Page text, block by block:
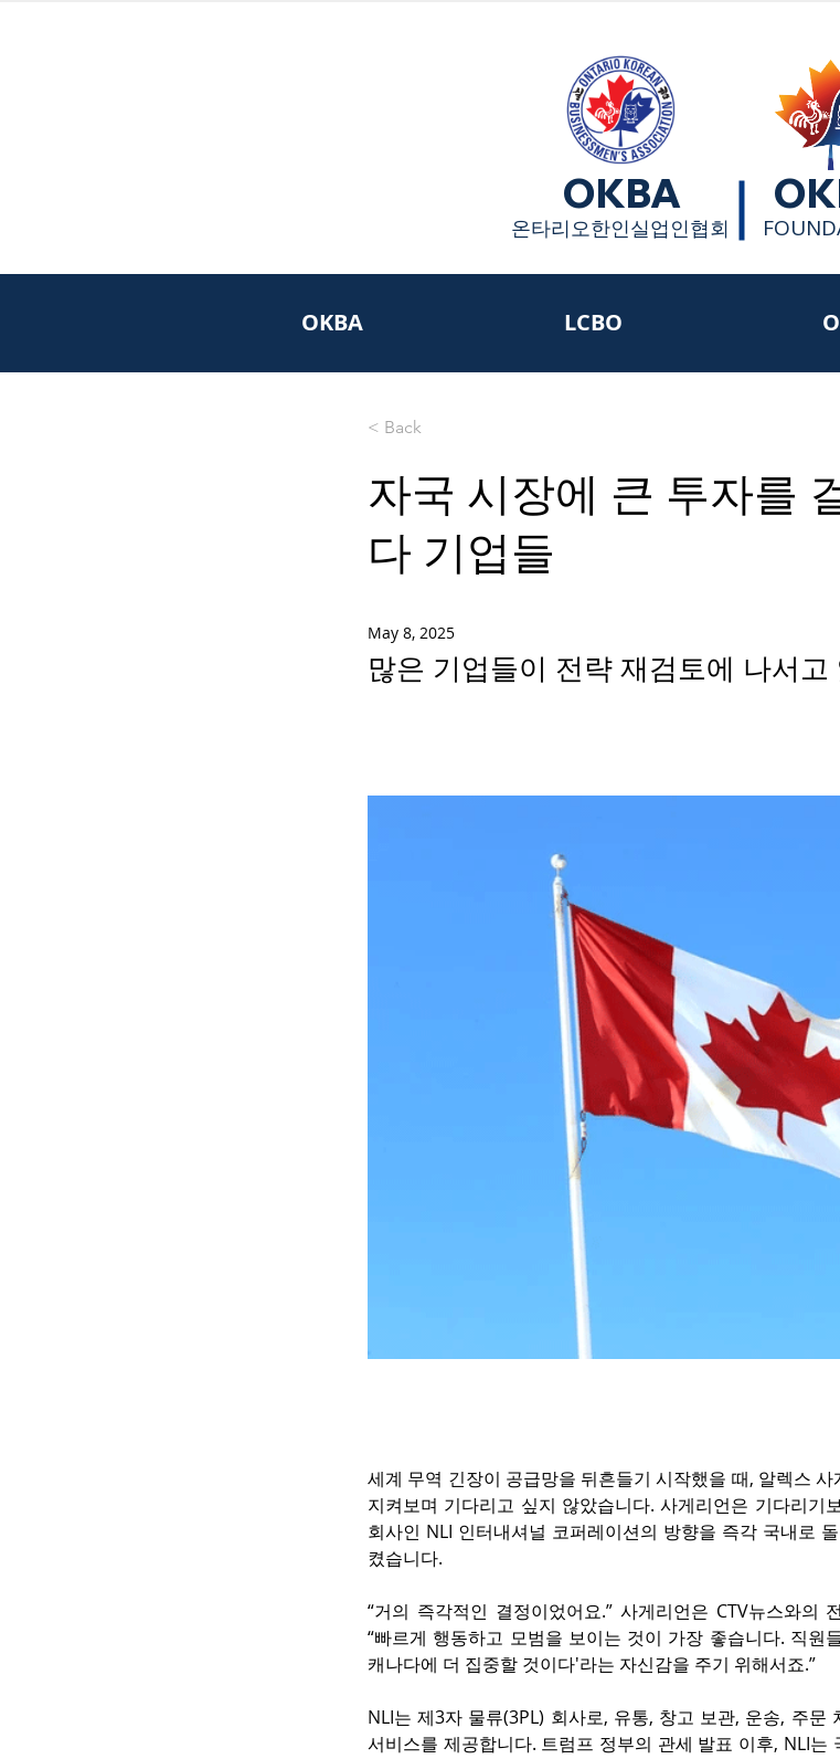
OKBA
​온타리오한인실업인협회
OKBA LCBO
< Back
자국 시장에 큰 투자를
다 기업들
May 8, 2025
많은 기업들이 전략 재검토에 나서고
세계 무역 긴장이 공급망을 뒤흔들기 시작했을 때, 알렉스 사
지켜보며 기다리고 싶지 않았습니다. 사게리언은 기다리기
회사인 NLI 인터내셔널 코퍼레이션의 방향을 즉각 국내로
켰습니다.
“거의 즉각적인 결정이었어요.” 사게리언은 CTV뉴스와의
“빠르게 행동하고 모범을 보이는 것이 가장 좋습니다. 직원
캐나다에 더 집중할 것이다'라는 자신감을 주기 위해서죠.”
NLI는 제3자 물류(3PL) 회사로, 유통, 창고 보관, 운송, 주문
서비스를 제공합니다. 트럼프 정부의 관세 발표 이후, NLI는